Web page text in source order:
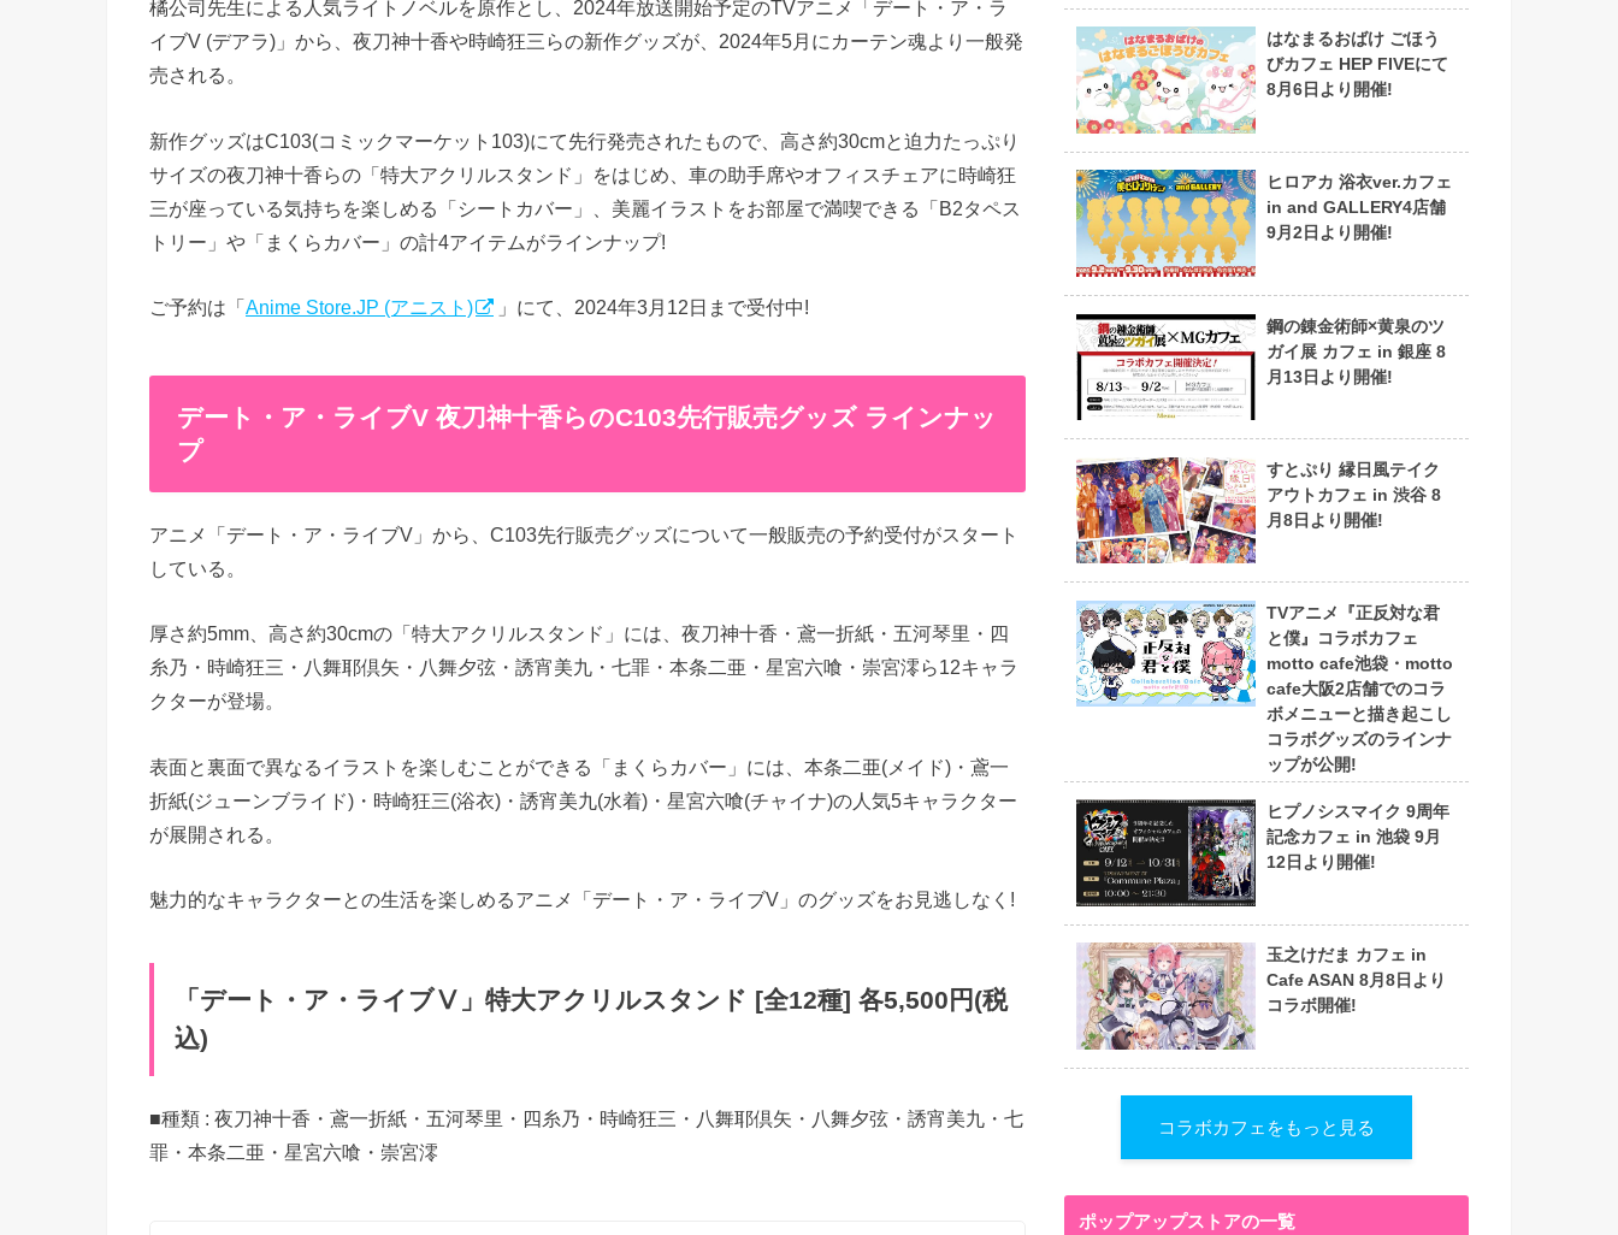
橘公司先生による人気ライトノベルを原作とし、2024年放送開始予定のTVアニメ「デート・ア・ラ
イブV (デアラ)」から、夜刀神十香や時崎狂三らの新作グッズが、2024年5月にカーテン魂より一般発
売される。
新作グッズはC103(コミックマーケット103)にて先行発売されたもので、高さ約30cmと迫力たっぷり
サイズの夜刀神十香らの「特大アクリルスタンド」をはじめ、車の助手席やオフィスチェアに時崎狂
三が座っている気持ちを楽しめる「シートカバー」、美麗イラストをお部屋で満喫できる「B2タペス
トリー」や「まくらカバー」の計4アイテムがラインナップ!
ご予約は「Anime Store.JP (アニスト) 」にて、2024年3月12日まで受付中!
デート・ア・ライブV 夜刀神十香らのC103先行販売グッズ ラインナッ
プ
アニメ「デート・ア・ライブV」から、C103先行販売グッズについて一般販売の予約受付がスタート
している。
厚さ約5mm、高さ約30cmの「特大アクリルスタンド」には、夜刀神十香・鳶一折紙・五河琴里・四
糸乃・時崎狂三・八舞耶倶矢・八舞夕弦・誘宵美九・七罪・本条二亜・星宮六喰・崇宮澪ら12キャラ
クターが登場。
表面と裏面で異なるイラストを楽しむことができる「まくらカバー」には、本条二亜(メイド)・鳶一
折紙(ジューンブライド)・時崎狂三(浴衣)・誘宵美九(水着)・星宮六喰(チャイナ)の人気5キャラクター
が展開される。
魅力的なキャラクターとの生活を楽しめるアニメ「デート・ア・ライブV」のグッズをお見逃しなく!
「デート・ア・ライブⅤ」特大アクリルスタンド [全12種] 各5,500円(税
込)
■種類 : 夜刀神十香・鳶一折紙・五河琴里・四糸乃・時崎狂三・八舞耶倶矢・八舞夕弦・誘宵美九・七
罪・本条二亜・星宮六喰・崇宮澪
はなまるおばけ ごほう
びカフェ HEP FIVEにて
8月6日より開催!
ヒロアカ 浴衣ver.カフェ
in and GALLERY4店舗
9月2日より開催!
鋼の錬金術師×黄泉のツ
ガイ展 カフェ in 銀座 8
月13日より開催!
すとぷり 縁日風テイク
アウトカフェ in 渋谷 8
月8日より開催!
TVアニメ『正反対な君
と僕』コラボカフェ
motto cafe池袋・motto
cafe大阪2店舗でのコラ
ボメニューと描き起こし
コラボグッズのラインナ
ップが公開!
ヒプノシスマイク 9周年
記念カフェ in 池袋 9月
12日より開催!
玉之けだま カフェ in
Cafe ASAN 8月8日より
コラボ開催!
コラボカフェをもっと見る
ポップアップストアの一覧